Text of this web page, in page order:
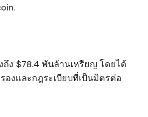
ง $78.4 พันล้านเหรียญ โดยได้
องและกฎระเบียบที่เป็นมิตรต่อ